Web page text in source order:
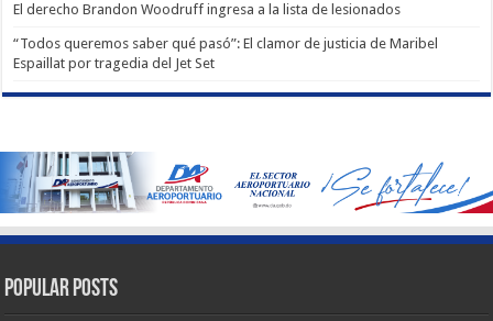
El derecho Brandon Woodruff ingresa a la lista de lesionados
“Todos queremos saber qué pasó”: El clamor de justicia de Maribel
Espaillat por tragedia del Jet Set
Popular Posts